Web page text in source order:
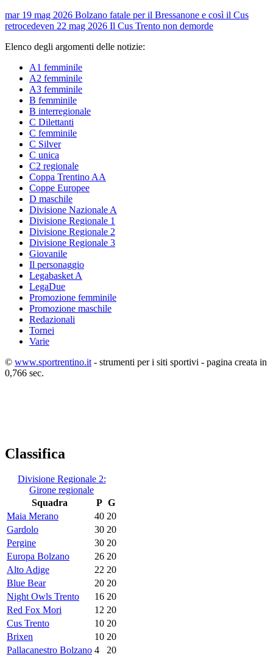
mar 19 mag 2026 Bolzano fatale per il Bressanone e così il Cus
retrocedeven 22 mag 2026 Il Cus Trento non demorde
Elenco degli argomenti delle notizie:
A1 femminile
A2 femminile
A3 femminile
B femminile
B interregionale
C Dilettanti
C femminile
C Silver
C unica
C2 regionale
Coppa Trentino AA
Coppe Europee
D maschile
Divisione Nazionale A
Divisione Regionale 1
Divisione Regionale 2
Divisione Regionale 3
Giovanile
Il personaggio
Legabasket A
LegaDue
Promozione femminile
Promozione maschile
Redazionali
Tornei
Varie
© www.sportrentino.it - strumenti per i siti sportivi - pagina creata in
0,766 sec.
Classifica
Divisione Regionale 2:
Girone regionale
Squadra
P G
Maia Merano
40 20
Gardolo
30 20
Pergine
30 20
Europa Bolzano
26 20
Alto Adige
22 20
Blue Bear
20 20
Night Owls Trento
16 20
Red Fox Mori
12 20
Cus Trento
10 20
Brixen
10 20
Pallacanestro Bolzano 4 20